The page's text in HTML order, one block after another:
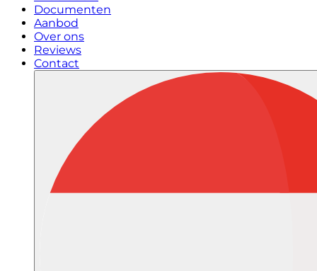
Documenten
Aanbod
Over ons
Reviews
Contact